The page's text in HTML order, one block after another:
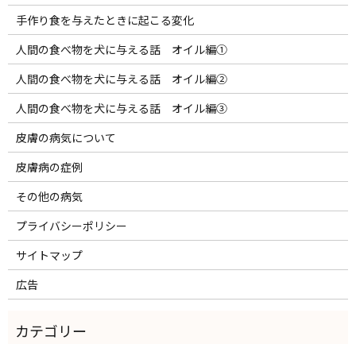
手作り食を与えたときに起こる変化
人間の食べ物を犬に与える話 オイル編①
人間の食べ物を犬に与える話 オイル編②
人間の食べ物を犬に与える話 オイル編③
皮膚の病気について
皮膚病の症例
その他の病気
プライバシーポリシー
サイトマップ
広告